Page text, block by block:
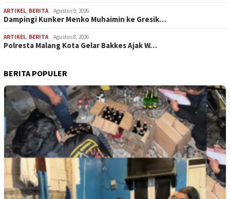
ARTIKEL BERITA Agustus 9, 2026
Dampingi Kunker Menko Muhaimin ke Gresik…
ARTIKEL BERITA Agustus 8, 2026
Polresta Malang Kota Gelar Bakkes Ajak W…
BERITA POPULER